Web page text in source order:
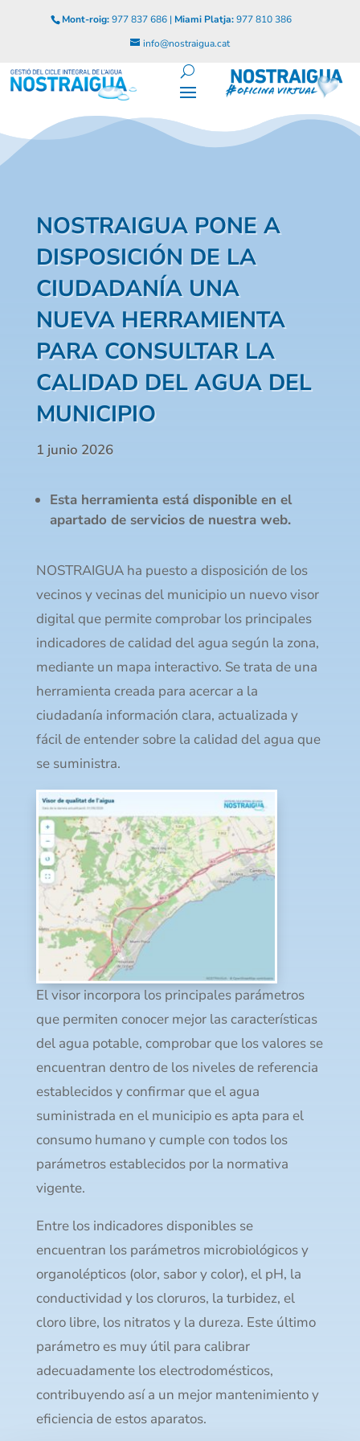
Mont-roig:977 837 686 | Miami Platja:977 810 386
info@nostraigua.cat
NOSTRAIGUA PONE A
DISPOSICIÓN DE LA
CIUDADANÍA UNA
NUEVA HERRAMIENTA
PARA CONSULTAR LA
CALIDAD DEL AGUA DEL
MUNICIPIO
1 junio 2026
Esta herramienta está disponible en el
apartado de servicios de nuestra web.
NOSTRAIGUA ha puesto a disposición de los
vecinos y vecinas del municipio un nuevo visor
digital que permite comprobar los principales
indicadores de calidad del agua según la zona,
mediante un mapa interactivo. Se trata de una
herramienta creada para acercar a la
ciudadanía información clara, actualizada y
fácil de entender sobre la calidad del agua que
se suministra.
El visor incorpora los principales parámetros
que permiten conocer mejor las características
del agua potable, comprobar que los valores se
encuentran dentro de los niveles de referencia
establecidos y confirmar que el agua
suministrada en el municipio es apta para el
consumo humano y cumple con todos los
parámetros establecidos por la normativa
vigente.
Entre los indicadores disponibles se
encuentran los parámetros microbiológicos y
organolépticos (olor, sabor y color), el pH, la
conductividad y los cloruros, la turbidez, el
cloro libre, los nitratos y la dureza. Este último
parámetro es muy útil para calibrar
adecuadamente los electrodomésticos,
contribuyendo así a un mejor mantenimiento y
eficiencia de estos aparatos.